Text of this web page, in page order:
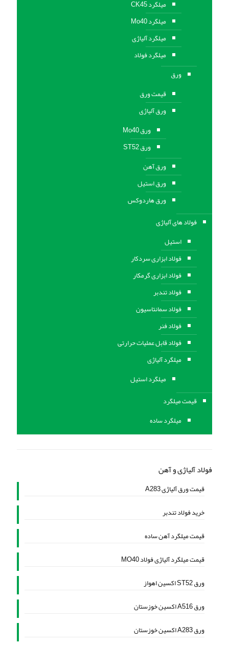
میلگرد CK45
میلگرد Mo40
میلگرد آلیاژی
میلگرد فولاد
ورق
قیمت ورق
ورق آلیاژی
ورق Mo40
ورق ST52
ورق آهن
ورق استيل
ورق هاردوکس
فولاد های آلیاژی
استیل
فولاد ابزاری سردکار
فولاد ابزاری گرمکار
فولاد تندبر
فولاد سمانتاسیون
فولاد فنر
فولاد قابل عملیات حرارتی
ميلگرد آلیاژی
میلگرد استیل
قیمت میلگرد
میلگرد ساده
فولاد آلیاژی و آهن
قیمت ورق آلیاژی A283
خرید فولاد تندبر
قیمت میلگرد آهن ساده
قیمت میلگرد آلیاژی فولاد MO40
ورق ST52 اکسین اهواز
ورق A516 اکسین خوزستان
ورق A283 اکسین خوزستان